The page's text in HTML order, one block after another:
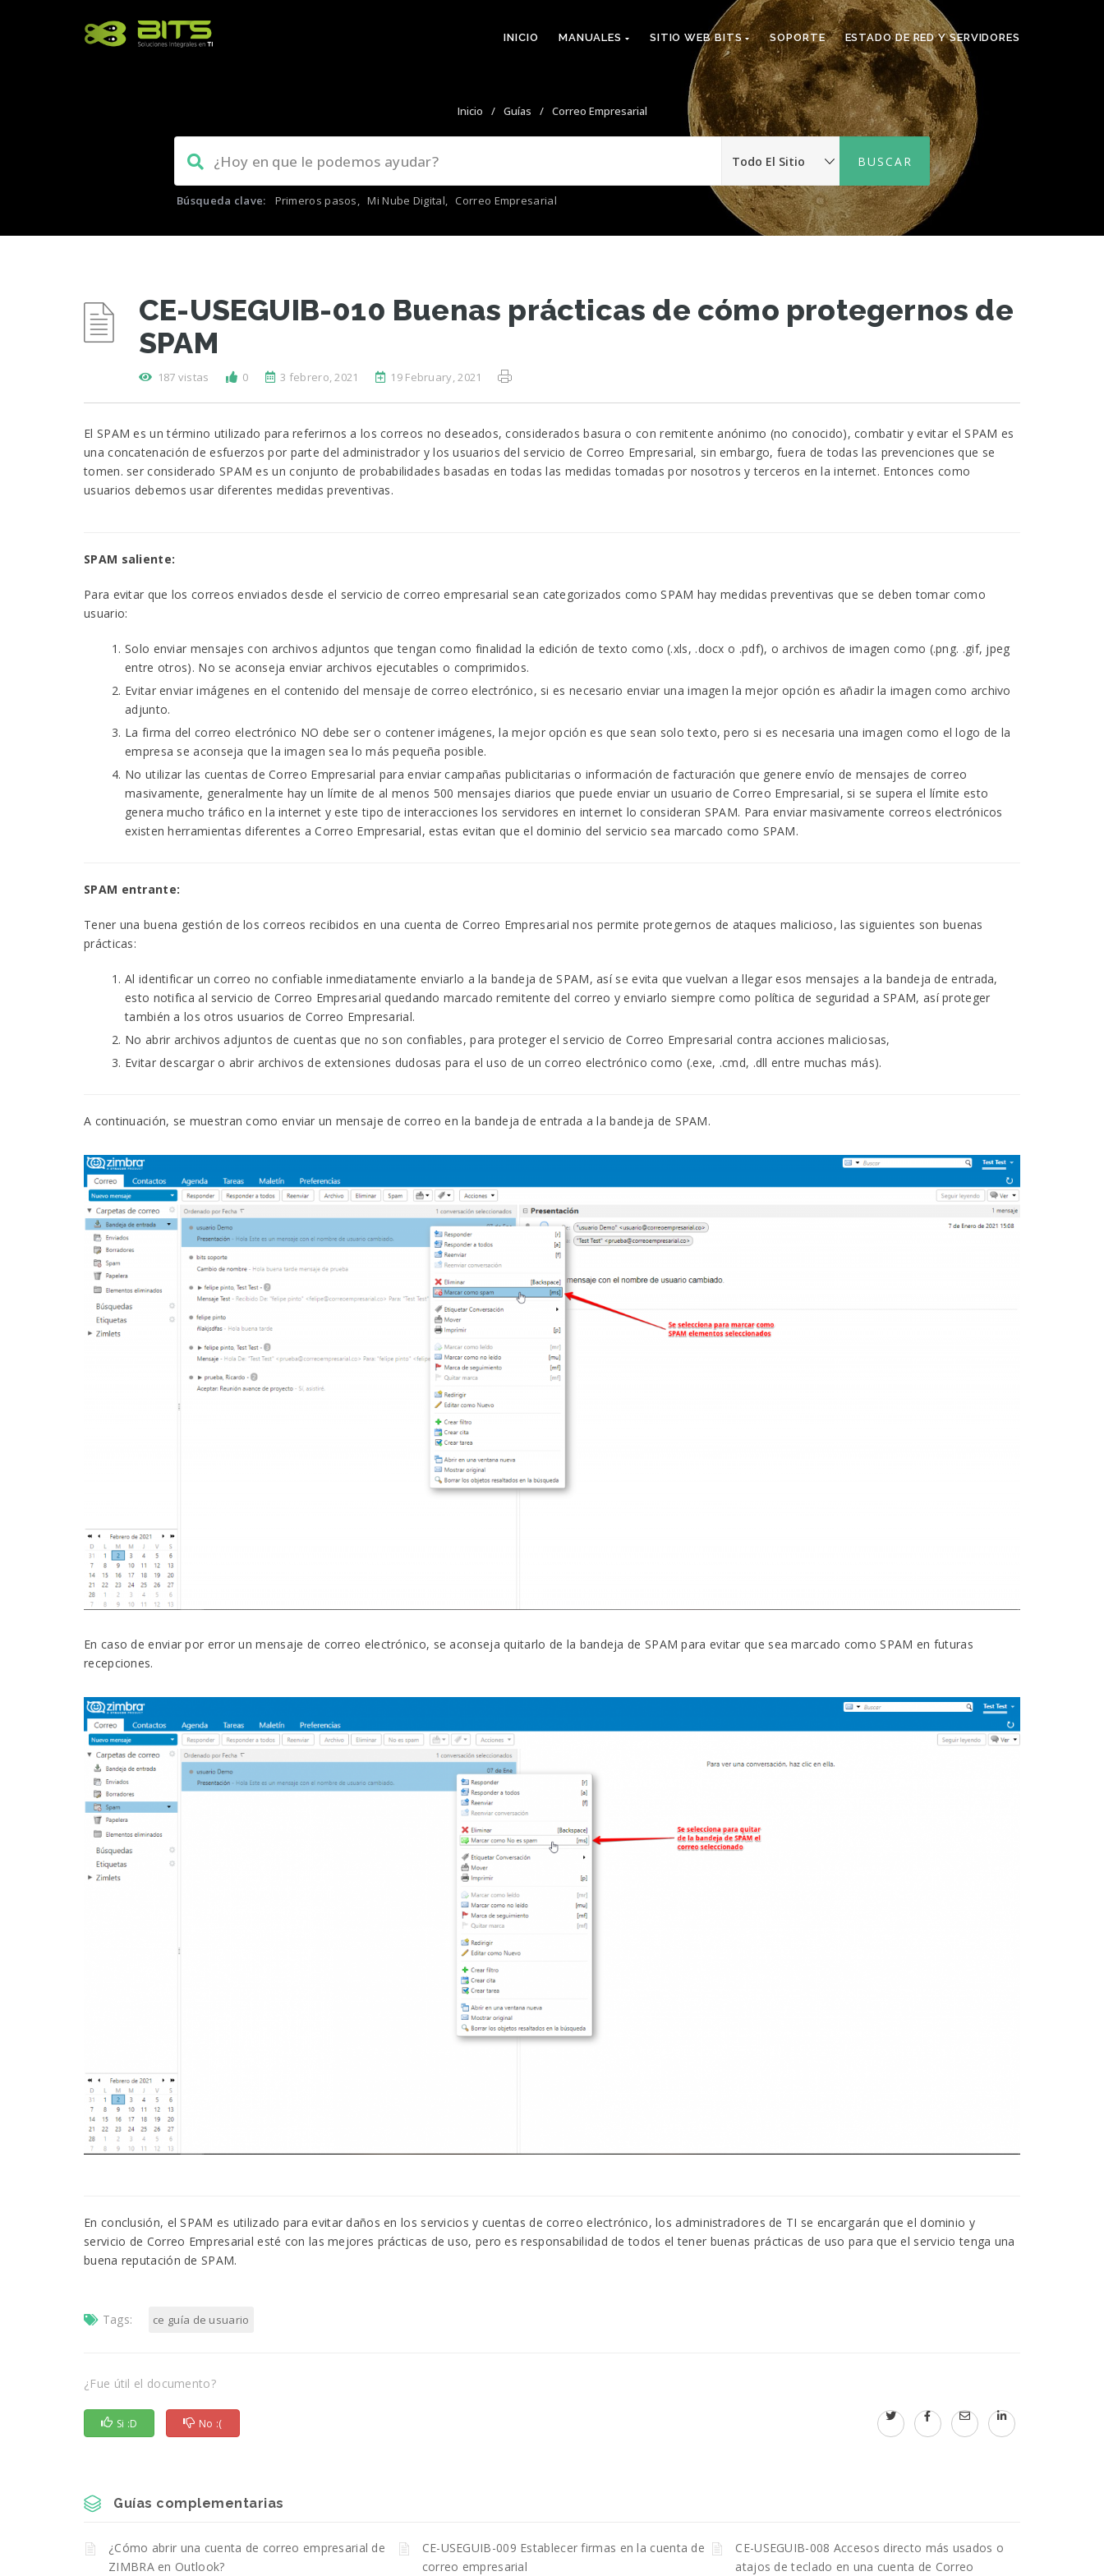
INICIO MANUALES SITIO WEB BITS SOPORTE ESTADO DE RED Y SERVIDORES
Inicio / Guías / Correo Empresarial
Búsqueda clave: Primeros pasos, Mi Nube Digital, Correo Empresarial
CE-USEGUIB-010 Buenas prácticas de cómo protegernos de
SPAM
187 vistas 0 3 febrero, 2021 19 February, 2021
El SPAM es un término utilizado para referirnos a los correos no deseados, considerados basura o con remitente anónimo (no conocido), combatir y evitar el SPAM es
una concatenación de esfuerzos por parte del administrador y los usuarios del servicio de Correo Empresarial, sin embargo, fuera de todas las prevenciones que se
tomen. ser considerado SPAM es un conjunto de probabilidades basadas en todas las medidas tomadas por nosotros y terceros en la internet. Entonces como
usuarios debemos usar diferentes medidas preventivas.
SPAM saliente:
Para evitar que los correos enviados desde el servicio de correo empresarial sean categorizados como SPAM hay medidas preventivas que se deben tomar como
usuario:
Solo enviar mensajes con archivos adjuntos que tengan como finalidad la edición de texto como (.xls, .docx o .pdf), o archivos de imagen como (.png. .gif, jpeg
entre otros). No se aconseja enviar archivos ejecutables o comprimidos.
Evitar enviar imágenes en el contenido del mensaje de correo electrónico, si es necesario enviar una imagen la mejor opción es añadir la imagen como archivo
adjunto.
La firma del correo electrónico NO debe ser o contener imágenes, la mejor opción es que sean solo texto, pero si es necesaria una imagen como el logo de la
empresa se aconseja que la imagen sea lo más pequeña posible.
No utilizar las cuentas de Correo Empresarial para enviar campañas publicitarias o información de facturación que genere envío de mensajes de correo
masivamente, generalmente hay un límite de al menos 500 mensajes diarios que puede enviar un usuario de Correo Empresarial, si se supera el límite esto
genera mucho tráfico en la internet y este tipo de interacciones los servidores en internet lo consideran SPAM. Para enviar masivamente correos electrónicos
existen herramientas diferentes a Correo Empresarial, estas evitan que el dominio del servicio sea marcado como SPAM.
SPAM entrante:
Tener una buena gestión de los correos recibidos en una cuenta de Correo Empresarial nos permite protegernos de ataques malicioso, las siguientes son buenas
prácticas:
Al identificar un correo no confiable inmediatamente enviarlo a la bandeja de SPAM, así se evita que vuelvan a llegar esos mensajes a la bandeja de entrada,
esto notifica al servicio de Correo Empresarial quedando marcado remitente del correo y enviarlo siempre como política de seguridad a SPAM, así proteger
también a los otros usuarios de Correo Empresarial.
No abrir archivos adjuntos de cuentas que no son confiables, para proteger el servicio de Correo Empresarial contra acciones maliciosas,
Evitar descargar o abrir archivos de extensiones dudosas para el uso de un correo electrónico como (.exe, .cmd, .dll entre muchas más).
A continuación, se muestran como enviar un mensaje de correo en la bandeja de entrada a la bandeja de SPAM.
En caso de enviar por error un mensaje de correo electrónico, se aconseja quitarlo de la bandeja de SPAM para evitar que sea marcado como SPAM en futuras
recepciones.
En conclusión, el SPAM es utilizado para evitar daños en los servicios y cuentas de correo electrónico, los administradores de TI se encargarán que el dominio y
servicio de Correo Empresarial esté con las mejores prácticas de uso, pero es responsabilidad de todos el tener buenas prácticas de uso para que el servicio tenga una
buena reputación de SPAM.
Tags: ce guía de usuario
¿Fue útil el documento?
Si :D No :(
Guías complementarias
¿Cómo abrir una cuenta de correo empresarial de
ZIMBRA en Outlook?
CE-USEGUIB-009 Establecer firmas en la cuenta de
correo empresarial
CE-USEGUIB-008 Accesos directo más usados o
atajos de teclado en una cuenta de Correo